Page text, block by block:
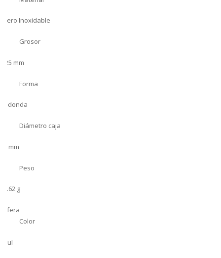
Acero Inoxidable
Grosor
8.25 mm
Forma
Redonda
Diámetro caja
33 mm
Peso
79.62 g
Esfera
Color
Azul